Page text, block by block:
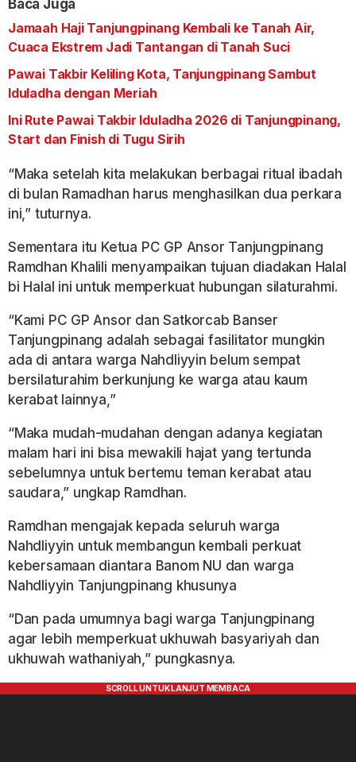
Baca Juga
Jamaah Haji Tanjungpinang Kembali ke Tanah Air,
Cuaca Ekstrem Jadi Tantangan di Tanah Suci
Pawai Takbir Keliling Kota, Tanjungpinang Sambut
Iduladha dengan Meriah
Ini Rute Pawai Takbir Iduladha 2026 di Tanjungpinang,
Start dan Finish di Tugu Sirih
“Maka setelah kita melakukan berbagai ritual ibadah
di bulan Ramadhan harus menghasilkan dua perkara
ini,” tuturnya.
Sementara itu Ketua PC GP Ansor Tanjungpinang
Ramdhan Khalili menyampaikan tujuan diadakan Halal
bi Halal ini untuk memperkuat hubungan silaturahmi.
“Kami PC GP Ansor dan Satkorcab Banser
Tanjungpinang adalah sebagai fasilitator mungkin
ada di antara warga Nahdliyyin belum sempat
bersilaturahim berkunjung ke warga atau kaum
kerabat lainnya,”
“Maka mudah-mudahan dengan adanya kegiatan
malam hari ini bisa mewakili hajat yang tertunda
sebelumnya untuk bertemu teman kerabat atau
saudara,” ungkap Ramdhan.
Ramdhan mengajak kepada seluruh warga
Nahdliyyin untuk membangun kembali perkuat
kebersamaan diantara Banom NU dan warga
Nahdliyyin Tanjungpinang khusunya
“Dan pada umumnya bagi warga Tanjungpinang
agar lebih memperkuat ukhuwah basyariyah dan
ukhuwah wathaniyah,” pungkasnya.